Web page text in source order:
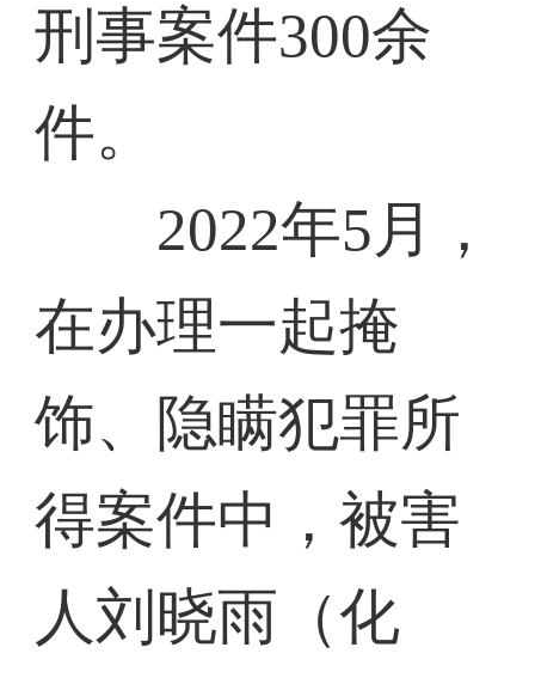
刑事案件300余
件。
2022年5月，
在办理一起掩
饰、隐瞒犯罪所
得案件中，被害
人刘晓雨（化